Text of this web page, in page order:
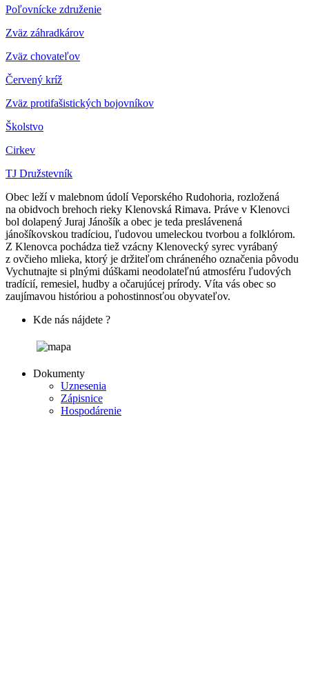
Poľovnícke združenie
Zväz záhradkárov
Zväz chovateľov
Červený kríž
Zväz protifašistických bojovníkov
Školstvo
Cirkev
TJ Družstevník
Obec leží v malebnom údolí Veporského Rudohoria, rozložená
na obidvoch brehoch rieky Klenovská Rimava. Práve v Klenovci
bol dolapený Juraj Jánošík a obec je teda preslávenená
jánošíkovskou tradíciou, ľudovou umeleckou tvorbou a folklórom.
Z Klenovca pochádza tiež vzácny Klenovecký syrec vyrábaný
z ovčieho mlieka, ktorý je držiteľom chráneného označenia pôvodu
Vychutnajte si plnými dúškami neodolateľnú atmosféru ľudových
tradícií, remesiel, hudby a očarujúcej prírody. Víta vás obec so
zaujímavou históriou a pohostinnosťou obyvateľov.
Kde nás nájdete ?
Dokumenty
Uznesenia
Zápisnice
Hospodárenie